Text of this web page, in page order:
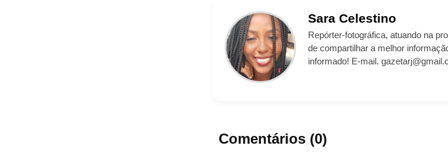
Sara Celestino
Repórter-fotográfica, atuando na
de compartilhar a melhor
informado! E-mail.
Comentários (0)